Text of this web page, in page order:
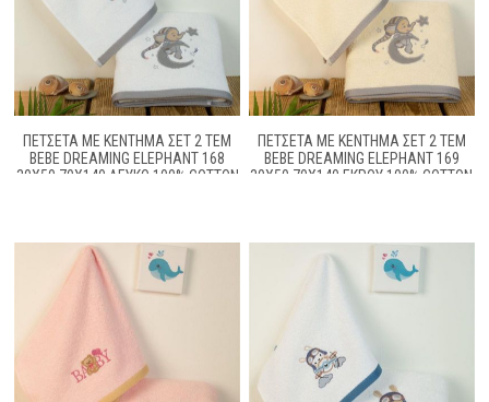
ΠΕΤΣΕΤΑ ΜΕ ΚΈΝΤΗΜΑ ΣΕΤ 2 ΤΕΜ
BEBE DREAMING ELEPHANT 168
30X50,70X140 ΛΕΥΚΌ 100% COTTON
ΠΕΤΣΕΤΑ ΜΕ ΚΈΝΤΗΜΑ ΣΕΤ 2 ΤΕΜ
BEBE DREAMING ELEPHANT 169
30X50,70X140 ΕΚΡΟΎ 100% COTTON